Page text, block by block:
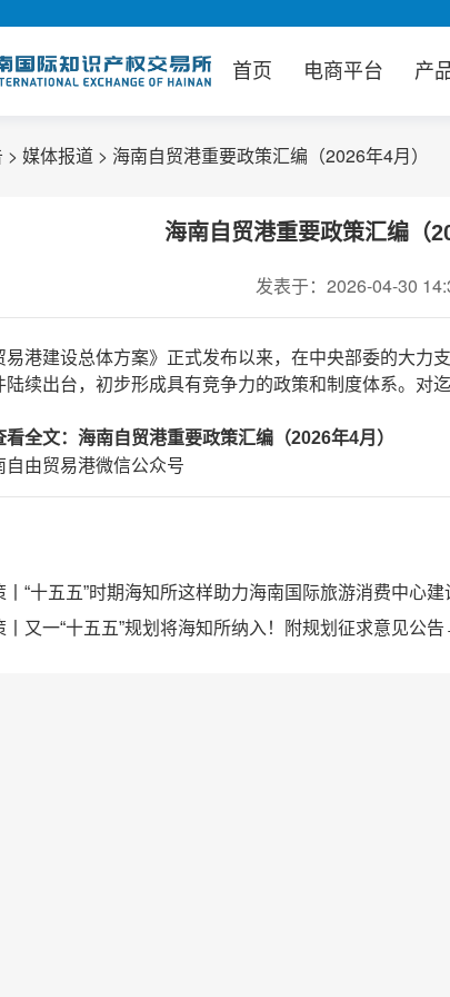
首页 电商平台 产
> 媒体报道 > 海南自贸港重要政策汇编（2026年4月）
海南自贸港重要政策汇编（
发表于：2026-04-30
易港建设总体方案》正式发布以来，在中央部委的大力
陆续出台，初步形成具有竞争力的政策和制度体系。对
全文： 海南自贸港重要政策汇编（2026年4月）
自由贸易港微信公众号
丨“十五五”时期海知所这样助力海南国际旅游消费中心
丨又一“十五五”规划将海知所纳入！附规划征求意见公